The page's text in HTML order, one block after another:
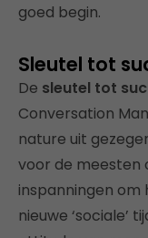
goed begin.
Sleutel tot
De sleutel tot
Conversation
nature uit
voor de meesten
inspanningen om
nieuwe ‘sociale’